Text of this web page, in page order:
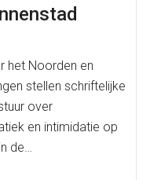
het Noorden en
stellen schriftelijke
over
en intimidatie op
de…